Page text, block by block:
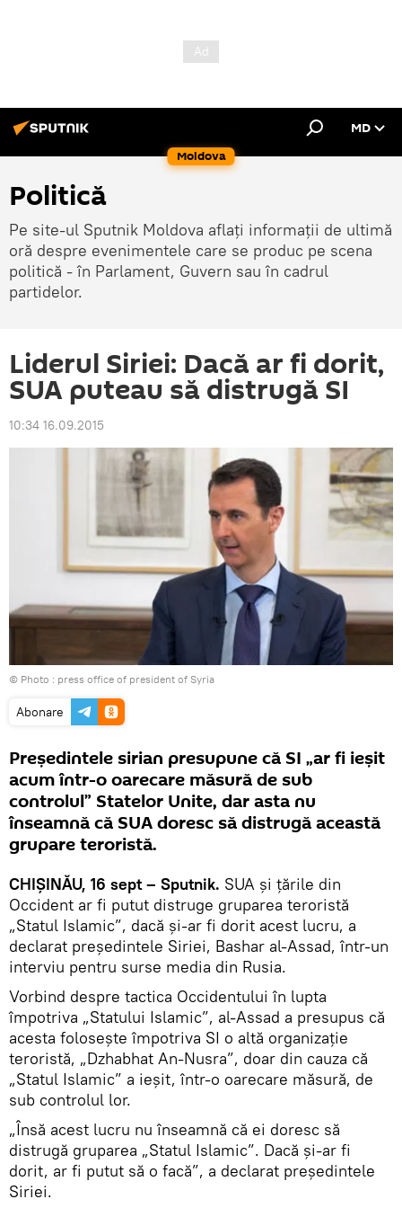
Moldova
MD
Politică
Pe site-ul Sputnik Moldova aflați informații de ultimă
oră despre evenimentele care se produc pe scena
politică - în Parlament, Guvern sau în cadrul
partidelor.
Liderul Siriei: Dacă ar fi dorit,
SUA puteau să distrugă SI
10:34 16.09.2015
© Photo : press office of president of Syria
Abonare
Președintele sirian presupune că SI „ar fi ieșit
acum într-o oarecare măsură de sub
controlul” Statelor Unite, dar asta nu
înseamnă că SUA doresc să distrugă această
grupare teroristă.
CHIŞINĂU, 16 sept – Sputnik. SUA și țările din
Occident ar fi putut distruge gruparea teroristă
„Statul Islamic”, dacă și-ar fi dorit acest lucru, a
declarat președintele Siriei, Bashar al-Assad, într-un
interviu pentru surse media din Rusia.
Vorbind despre tactica Occidentului în lupta
împotriva „Statului Islamic”, al-Assad a presupus că
acesta foloseşte împotriva SI o altă organizație
teroristă, „Dzhabhat An-Nusra”, doar din cauza că
„Statul Islamic” a ieșit, într-o oarecare măsură, de
sub controlul lor.
„Însă acest lucru nu înseamnă că ei doresc să
distrugă gruparea „Statul Islamic”. Dacă și-ar fi
dorit, ar fi putut să o facă”, a declarat președintele
Siriei.